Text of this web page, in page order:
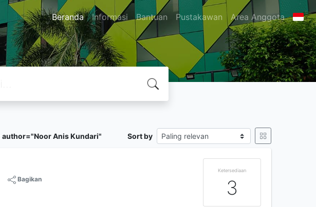
Beranda Informasi Bantuan Pustakawan Area Anggota
author="Noor Anis Kundari" Sort by
Bagikan
Ketersediaan
3